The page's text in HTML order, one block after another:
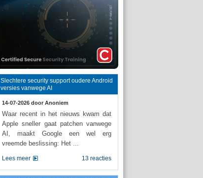
Slechtere security support oudere Android
versies vanwege AI
14-07-2026 door Anoniem
Waar recent in het nieuws kwam dat
Apple sneller gaat patchen vanwege
AI, maakt Google een wel erg
vreemde beslissing: Het ...
13 reacties
Lees meer